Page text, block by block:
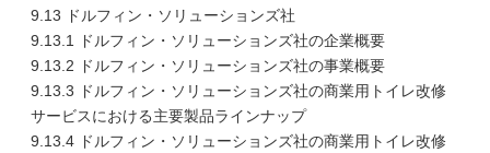
9.13 ドルフィン・ソリューションズ社
9.13.1 ドルフィン・ソリューションズ社の企業概要
9.13.2 ドルフィン・ソリューションズ社の事業概要
9.13.3 ドルフィン・ソリューションズ社の商業用トイレ改修
サービスにおける主要製品ラインナップ
9.13.4 ドルフィン・ソリューションズ社の商業用トイレ改修